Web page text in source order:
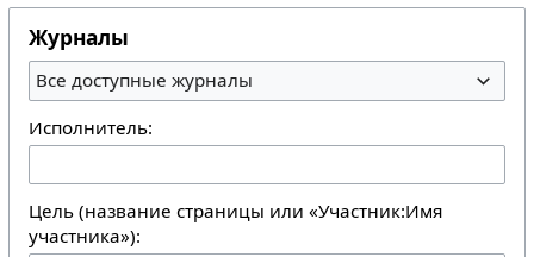
Журналы
Все доступные журналы
Исполнитель:
Цель (название страницы или «Участник:Имя
участника»):